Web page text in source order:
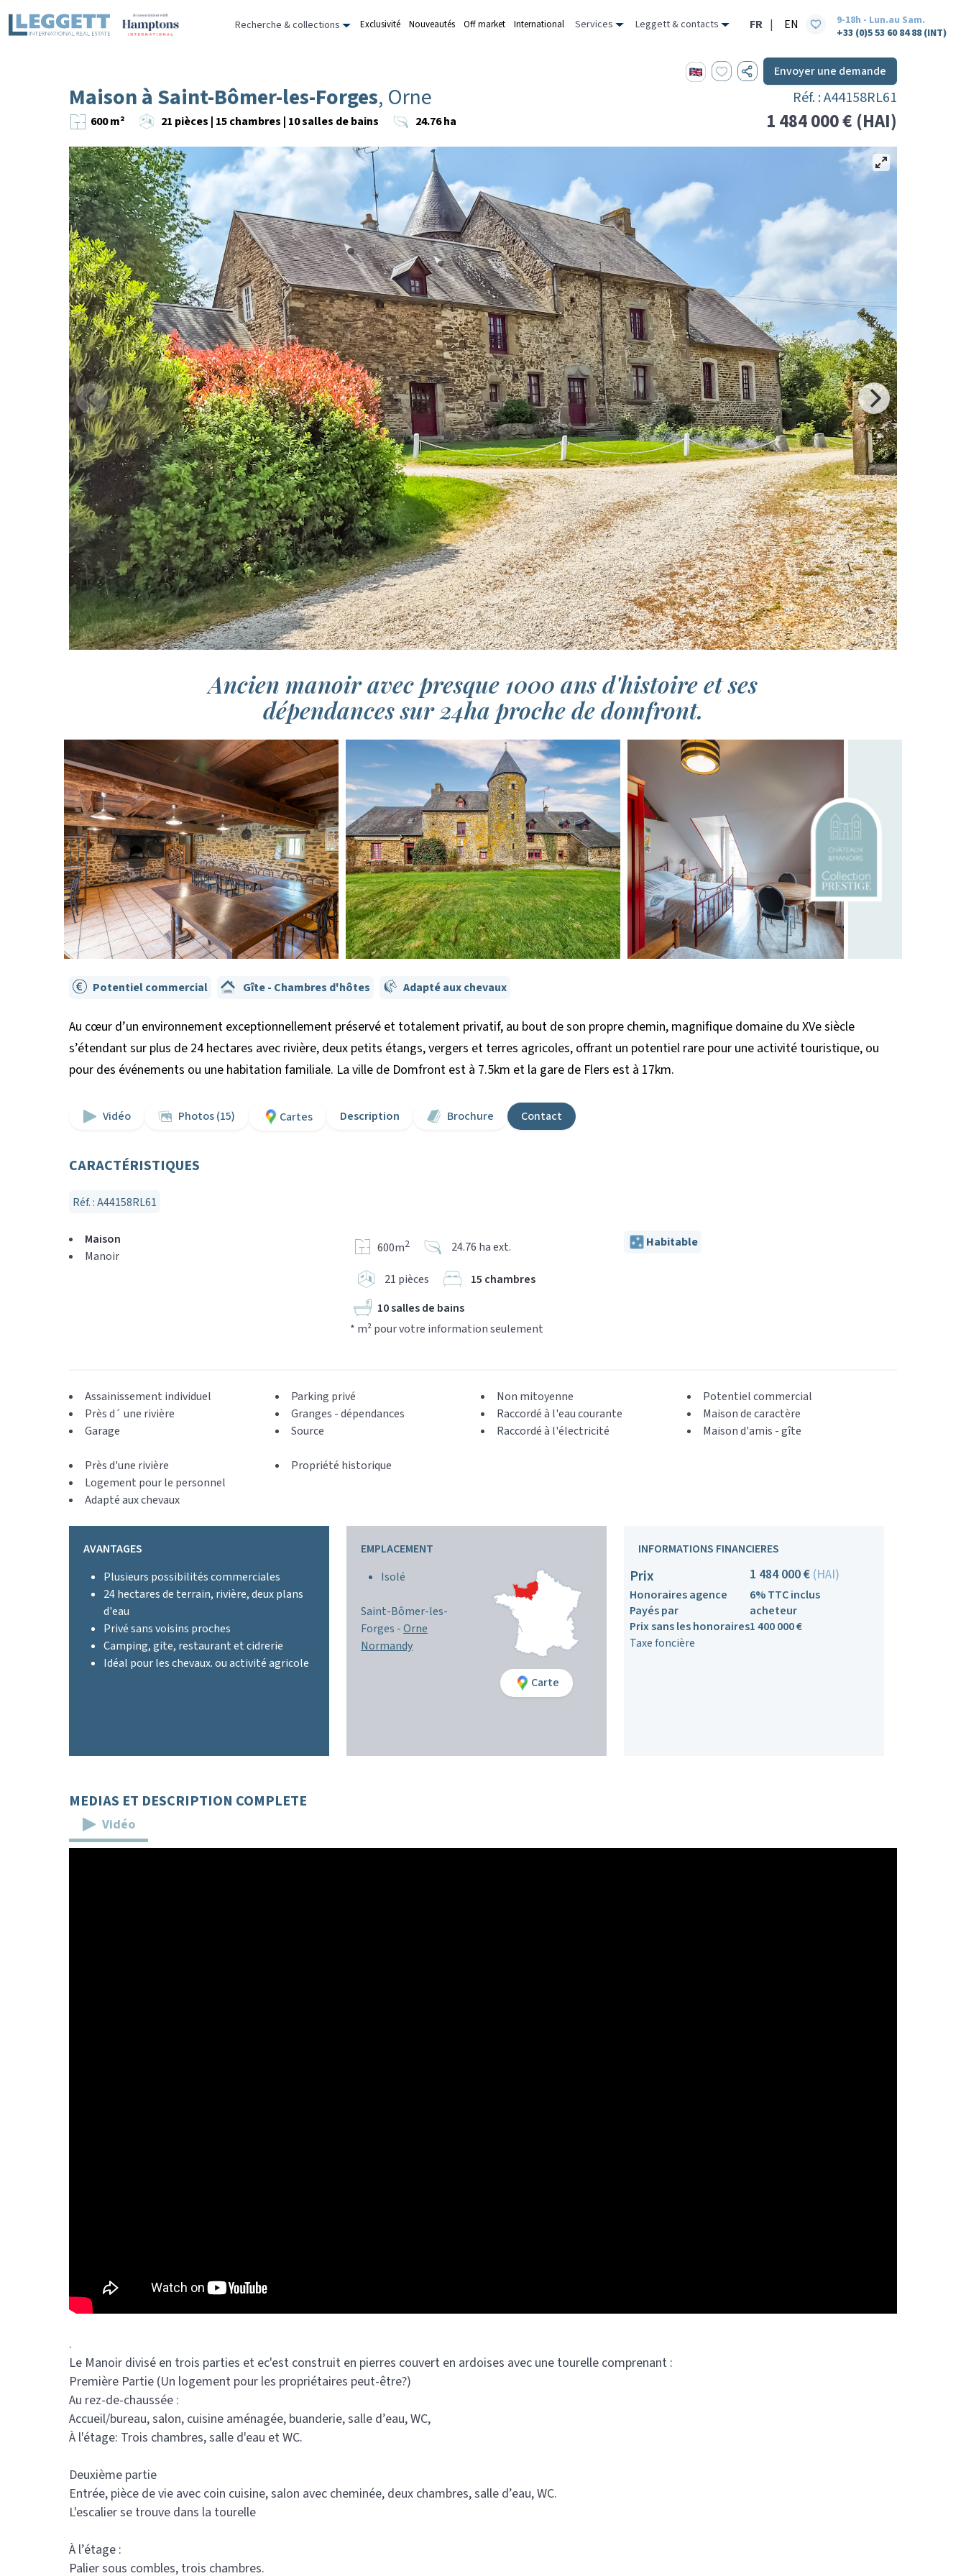
Recherche & collections Exclusivité Nouveautés Off market International Services Leggett & contacts FR | EN
9-18h - Lun.au Sam.
+33 (0)5 53 60 84 88 (INT)
Envoyer une demande
Maison à Saint-Bômer-les-Forges, Orne Réf. : A44158RL61
600 m² 21 pièces | 15 chambres | 10 salles de bains 24.76 ha 1 484 000 € (HAI)
Ancien manoir avec presque 1000 ans d'histoire et ses
dépendances sur 24ha proche de domfront.
Potentiel commercial Gîte - Chambres d'hôtes Adapté aux chevaux
Au cœur d’un environnement exceptionnellement préservé et totalement privatif, au bout de son propre chemin, magnifique domaine du XVe siècle
s’étendant sur plus de 24 hectares avec rivière, deux petits étangs, vergers et terres agricoles, offrant un potentiel rare pour une activité touristique, ou
pour des événements ou une habitation familiale. La ville de Domfront est à 7.5km et la gare de Flers est à 17km.
Vidéo Photos (15) Cartes Description Brochure Contact
CARACTÉRISTIQUES
Réf. : A44158RL61
Maison
Manoir
600m2 24.76 ha ext.
21 pièces
15 chambres
10 salles de bains
* m² pour votre information seulement
Habitable
Assainissement individuel
Près d´ une rivière
Garage
Parking privé
Granges - dépendances
Source
Non mitoyenne
Raccordé à l'eau courante
Raccordé à l'électricité
Potentiel commercial
Maison de caractère
Maison d'amis - gîte
Près d'une rivière
Logement pour le personnel
Adapté aux chevaux
Propriété historique
AVANTAGES
Plusieurs possibilités commerciales
24 hectares de terrain, rivière, deux plans
d'eau
Privé sans voisins proches
Camping, gite, restaurant et cidrerie
Idéal pour les chevaux. ou activité agricole
EMPLACEMENT
Isolé
Saint-Bômer-les-
Forges -Orne
Normandy
Carte
INFORMATIONS FINANCIERES
Prix 1 484 000 €(HAI)
Honoraires agence
6% TTC inclus
Payés par
acheteur
Prix sans les honoraires1 400 000 €
Taxe foncière
MEDIAS ET DESCRIPTION COMPLETE
Vidéo
.
Le Manoir divisé en trois parties et ec'est construit en pierres couvert en ardoises avec une tourelle comprenant :
Première Partie (Un logement pour les propriétaires peut-être?)
Au rez-de-chaussée :
Accueil/bureau, salon, cuisine aménagée, buanderie, salle d’eau, WC,
À l'étage: Trois chambres, salle d'eau et WC.
Deuxième partie
Entrée, pièce de vie avec coin cuisine, salon avec cheminée, deux chambres, salle d’eau, WC.
L'escalier se trouve dans la tourelle
À l’étage :
Palier sous combles, trois chambres.